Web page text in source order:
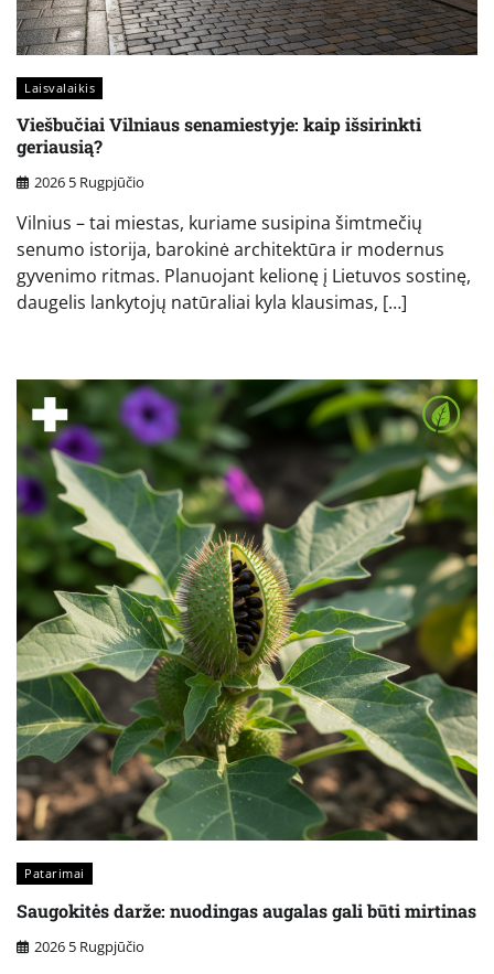
Laisvalaikis
Viešbučiai Vilniaus senamiestyje: kaip išsirinkti
geriausią?
2026 5 Rugpjūčio
Vilnius – tai miestas, kuriame susipina šimtmečių
senumo istorija, barokinė architektūra ir modernus
gyvenimo ritmas. Planuojant kelionę į Lietuvos sostinę,
daugelis lankytojų natūraliai kyla klausimas, […]
Patarimai
Saugokitės darže: nuodingas augalas gali būti mirtinas
2026 5 Rugpjūčio